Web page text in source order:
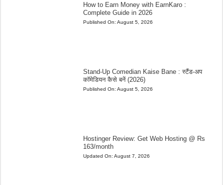
How to Earn Money with EarnKaro :
Complete Guide in 2026
Published On: August 5, 2026
Stand-Up Comedian Kaise Bane : स्टैंड-अप
कॉमेडियन कैसे बनें (2026)
Published On: August 5, 2026
Hostinger Review: Get Web Hosting @ Rs
163/month
Updated On: August 7, 2026